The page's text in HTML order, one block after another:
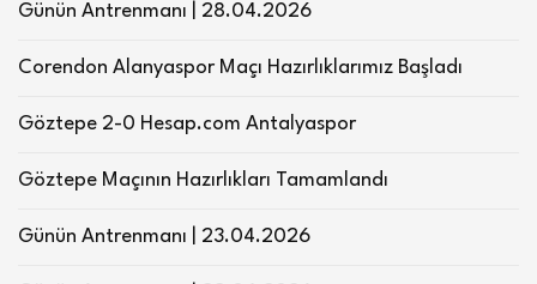
Günün Antrenmanı | 28.04.2026
Corendon Alanyaspor Maçı Hazırlıklarımız Başladı
Göztepe 2-0 Hesap.com Antalyaspor
Göztepe Maçının Hazırlıkları Tamamlandı
Günün Antrenmanı | 23.04.2026